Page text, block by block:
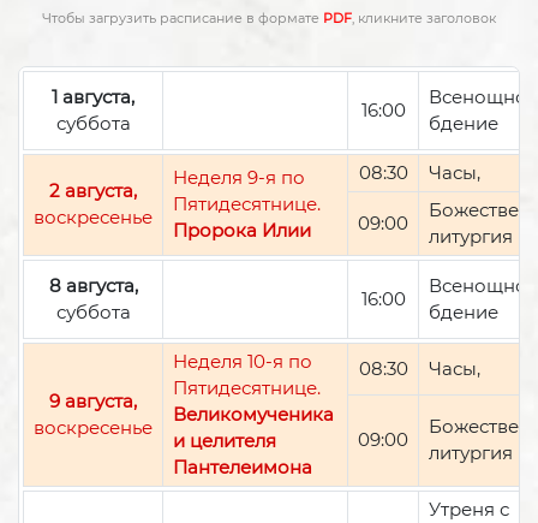
Чтобы загрузить расписание в формате PDF, кликните заголовок
1 августа,
суббота
16:00
Всенощное
бдение
2 августа,
воскресенье
Неделя 9-я по
Пятидесятнице.
Пророка Илии
08:30 Часы,
09:00
литургия
8 августа,
суббота
16:00
Всенощное
бдение
9 августа,
воскресенье
Неделя 10-я по
Пятидесятнице.
Великомученика
и целителя
Пантелеимона
08:30 Часы,
09:00
литургия
Утреня с